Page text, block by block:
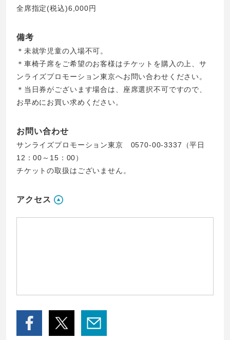
全席指定(税込)6,000円
備考
＊未就学児童の入場不可。
＊車椅子席をご希望のお客様はチケットを購入の上、サ
ンライズプロモーション東京へお問い合わせください。
＊当日券がございます場合は、座席選択不可ですので、
お早めにお買い求めください。
お問い合わせ
サンライズプロモーション東京 0570-00-3337（平日
12：00～15：00）
チケットの取扱はございません。
アクセス